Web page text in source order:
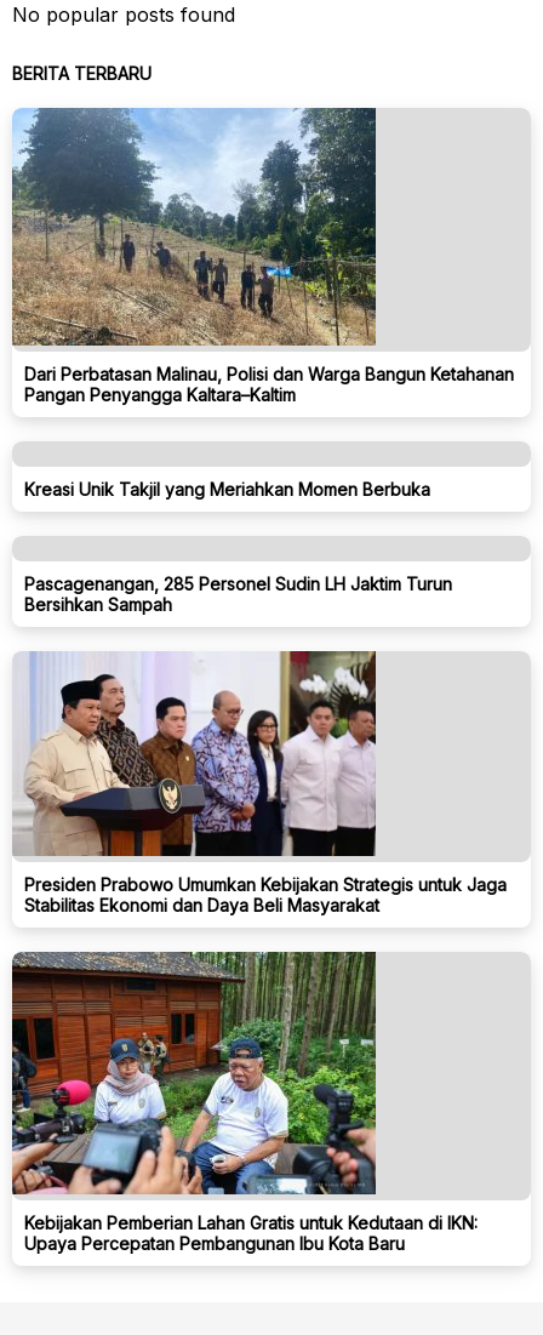
No popular posts found
BERITA TERBARU
Dari Perbatasan Malinau, Polisi dan Warga Bangun Ketahanan
Pangan Penyangga Kaltara–Kaltim
Kreasi Unik Takjil yang Meriahkan Momen Berbuka
Pascagenangan, 285 Personel Sudin LH Jaktim Turun
Bersihkan Sampah
Presiden Prabowo Umumkan Kebijakan Strategis untuk Jaga
Stabilitas Ekonomi dan Daya Beli Masyarakat
Kebijakan Pemberian Lahan Gratis untuk Kedutaan di IKN:
Upaya Percepatan Pembangunan Ibu Kota Baru